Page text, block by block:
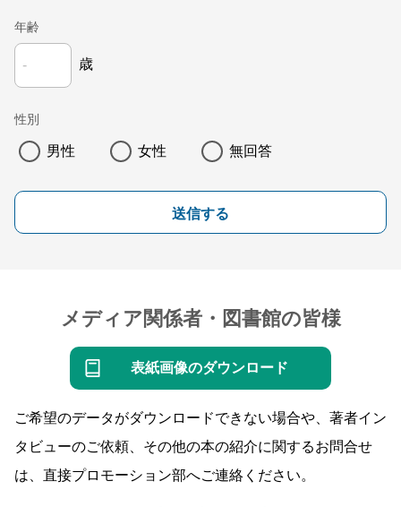
年齢
歳
性別
男性 女性 無回答
送信する
メディア関係者・図書館の皆様
表紙画像のダウンロード
ご希望のデータがダウンロードできない場合や、著者イン
タビューのご依頼、その他の本の紹介に関するお問合せ
は、直接プロモーション部へご連絡ください。